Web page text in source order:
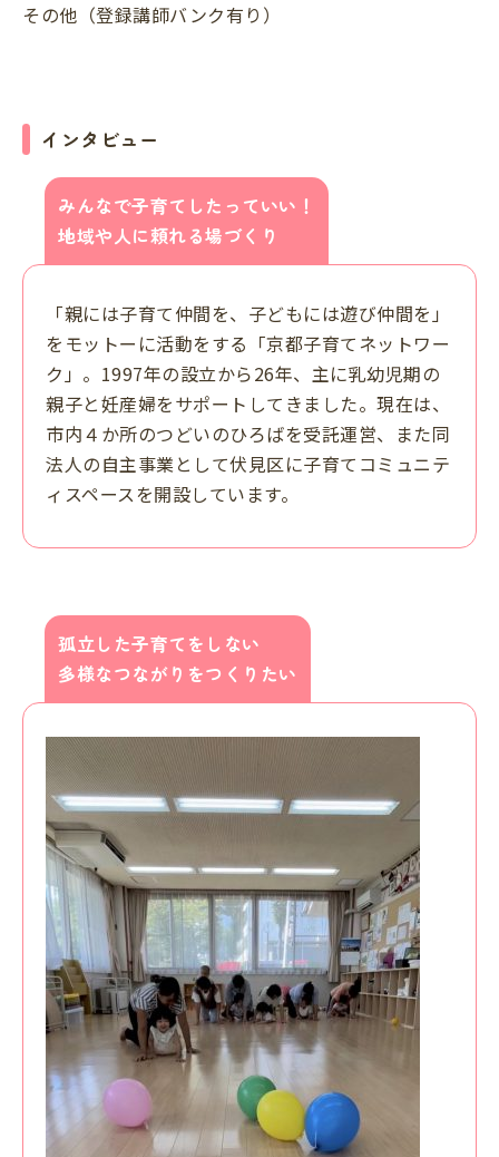
その他（登録講師バンク有り）
インタビュー
みんなで子育てしたっていい！
地域や人に頼れる場づくり
「親には子育て仲間を、子どもには遊び仲間を」
をモットーに活動をする「京都子育てネットワー
ク」。1997年の設立から26年、主に乳幼児期の
親子と妊産婦をサポートしてきました。現在は、
市内４か所のつどいのひろばを受託運営、また同
法人の自主事業として伏見区に子育てコミュニテ
ィスペースを開設しています。
孤立した子育てをしない
多様なつながりをつくりたい